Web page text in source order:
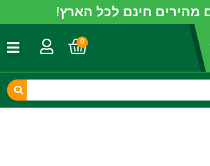
מהירים חינם לכל הארץ!
0